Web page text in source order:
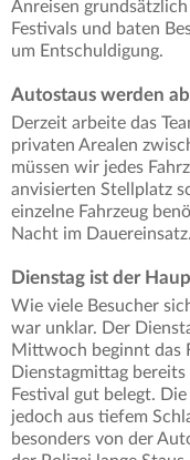
Anreisen
Festivals und baten
um Entschuldigung.
Autostaus werden
Derzeit arbeite das
privaten Arealen
müssen wir jedes
anvisierten Stellplatz
einzelne Fahrzeug
Nacht im Dauereinsatz.
Dienstag ist der
Wie viele Besucher
war unklar. Der
Mittwoch beginnt das
Dienstagmittag
Festival gut belegt.
jedoch aus tiefem
besonders von der